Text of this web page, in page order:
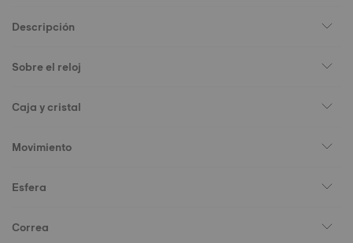
Descripción
Sobre el reloj
Caja y cristal
Movimiento
Esfera
Correa